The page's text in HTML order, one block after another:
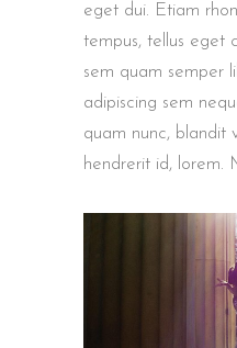
eget dui. Etiam
tempus, tellus eget
sem quam semper
adipiscing sem
quam nunc, blandit
hendrerit id, lorem.